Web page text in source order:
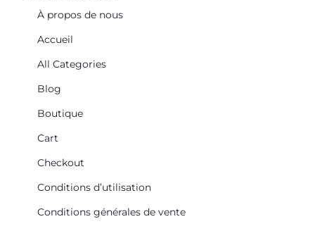
À propos de nous
Accueil
All Categories
Blog
Boutique
Cart
Checkout
Conditions d’utilisation
Conditions générales de vente